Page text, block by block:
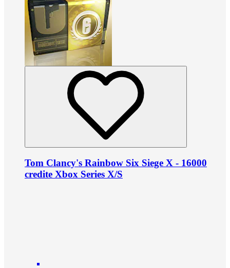
Tom Clancy's Rainbow Six Siege X - 16000
credite Xbox Series X/S